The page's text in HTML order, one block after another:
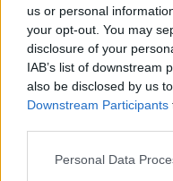
us or personal
your opt-out. You may
disclosure of your
IAB’s list of downstream
also be disclosed by us
Downstream Participants
Personal Data
SHOWBIZ
Μαρία
δυστυχισμένη, ήμουν
έφερνα τον θυμό μου